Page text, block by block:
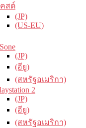
สต์
(JP)
(US-EU)
(JP)
(อียู)
(สหรัฐอเมริกา)
2
(JP)
(อียู)
(สหรัฐอเมริกา)